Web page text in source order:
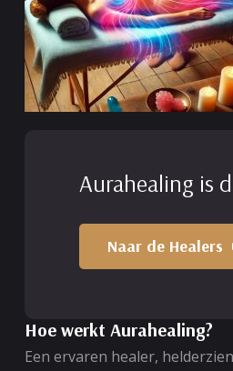
Aurahealing is
Naar de Healers
Hoe werkt Aurahealing?
Een ervaren healer,